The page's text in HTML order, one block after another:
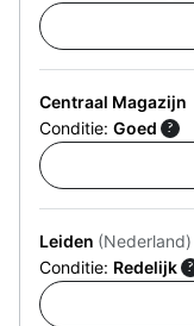
Centraal Magazijn
Conditie: Goed ?
Leiden (Nederland)
Conditie: Redelijk ?